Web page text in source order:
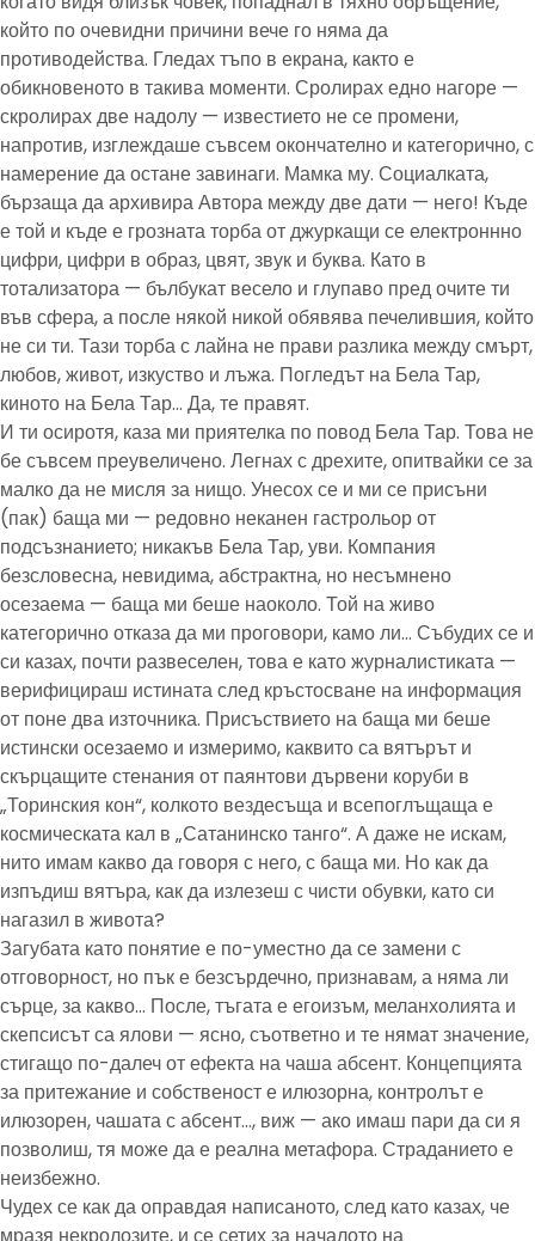
който по очевидни причини вече го няма да
противодейства. Гледах тъпо в екрана, както е
обикновеното в такива моменти. Сролирах едно нагоре —
скролирах две надолу — известието не се промени,
напротив, изглеждаше съвсем окончателно и категорично, с
намерение да остане завинаги. Мамка му. Социалката,
бързаща да архивира Автора между две дати — него! Къде
е той и къде е грозната торба от джуркащи се електроннно
цифри, цифри в образ, цвят, звук и буква. Като в
тотализатора — бълбукат весело и глупаво пред очите ти
във сфера, а после някой никой обявява печелившия, който
не си ти. Тази торба с лайна не прави разлика между смърт,
любов, живот, изкуство и лъжа. Погледът на Бела Тар,
киното на Бела Тар… Да, те правят.
И ти осиротя, каза ми приятелка по повод Бела Тар. Това не
бе съвсем преувеличено. Легнах с дрехите, опитвайки се за
малко да не мисля за нищо. Унесох се и ми се присъни
(пак) баща ми — редовно неканен гастрольор от
подсъзнанието; никакъв Бела Тар, уви. Компания
безсловесна, невидима, абстрактна, но несъмнено
осезаема — баща ми беше наоколо. Той на живо
категорично отказа да ми проговори, камо ли… Събудих се и
си казах, почти развеселен, това е като журналистиката —
верифицираш истината след кръстосване на информация
от поне два източника. Присъствието на баща ми беше
истински осезаемо и измеримо, каквито са вятърът и
скърцащите стенания от паянтови дървени коруби в
„Торинския кон“, колкото вездесъща и всепоглъщаща е
космическата кал в „Сатанинско танго“. А даже не искам,
нито имам какво да говоря с него, с баща ми. Но как да
изпъдиш вятъра, как да излезеш с чисти обувки, като си
нагазил в живота?
Загубата като понятие е по-уместно да се замени с
отговорност, но пък е безсърдечно, признавам, а няма ли
сърце, за какво… После, тъгата е егоизъм, меланхолията и
скепсисът са ялови — ясно, съответно и те нямат значение,
стигащо по-далеч от ефекта на чаша абсент. Концепцията
за притежание и собственост е илюзорна, контролът е
илюзорен, чашата с абсент…, виж — ако имаш пари да си я
позволиш, тя може да е реална метафора. Страданието е
неизбежно.
Чудех се как да оправдая написаното, след като казах, че